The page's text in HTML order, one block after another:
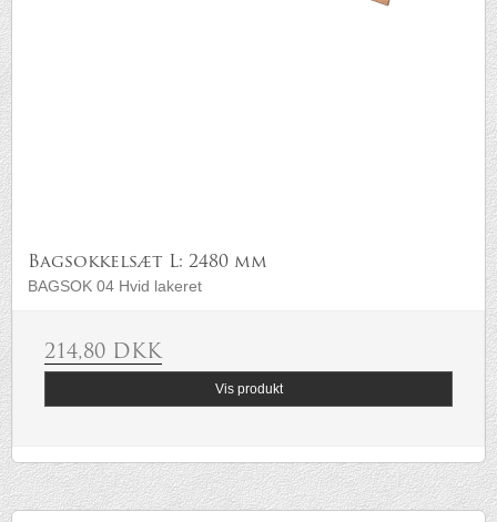
Bagsokkelsæt L: 2480 mm
BAGSOK 04 Hvid lakeret
214,80 DKK
Vis produkt